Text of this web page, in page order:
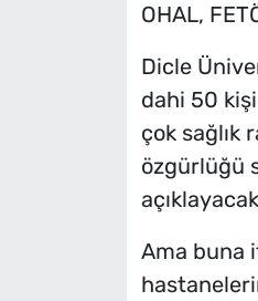
OHAL,
Dicle
dahi 50
çok sağlık
özgürlüğü
Ama buna